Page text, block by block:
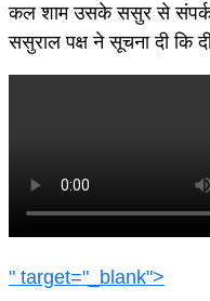
कल शाम उसके ससुर से संपर्क
ससुराल पक्ष ने सूचना दी कि
" target="_blank">